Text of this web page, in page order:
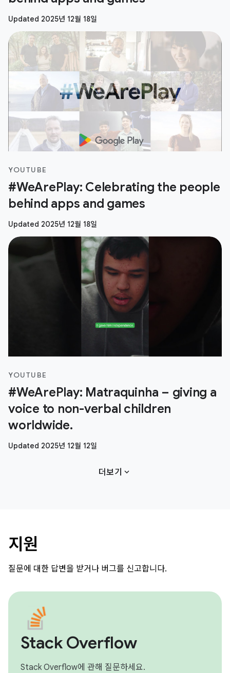
Updated 2025년 12월 18일
YOUTUBE
#WeArePlay: Celebrating the people
behind apps and games
Updated 2025년 12월 18일
YOUTUBE
#WeArePlay: Matraquinha – giving a
voice to non-verbal children
worldwide.
Updated 2025년 12월 12일
더보기 expand_more
지원
질문에 대한 답변을 받거나 버그를 신고합니다.
Stack Overflow
Stack Overflow에 관해 질문하세요.